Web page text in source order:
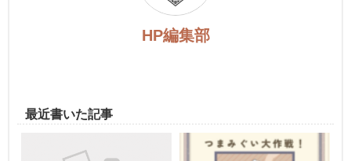
HP編集部
最近書いた記事